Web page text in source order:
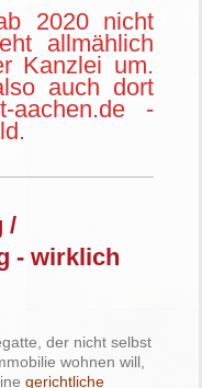
2020 nicht
allmählich
Kanzlei um.
auch dort
aachen.de -
/
- wirklich
der nicht selbst
wohnen will,
gerichtliche